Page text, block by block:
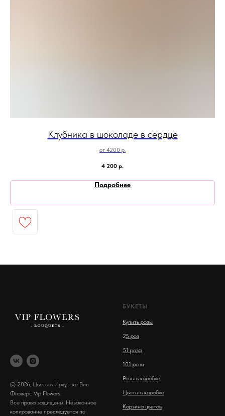
Клубника в шоколаде в сердце
от 4200 р.
4 200 р.
Подробнее
© 2026, Цветы в Иркутске Вип
Фловерс Vip Flowers.
Все права защищены. Незаконное
копирование преследуется по
БУКЕТЫ
Купить розы
25 роз
51 роза
101 роза
Розы в коробке
Цветы в коробке
Корзина цветов